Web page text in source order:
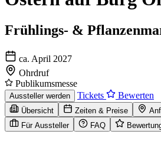
Frühlings- &
ca. April 2027
Ohrdruf
Publikumsmesse
Aussteller werden Tickets Bewerten
Übersicht Zeiten & Preise
Für Aussteller
FAQ